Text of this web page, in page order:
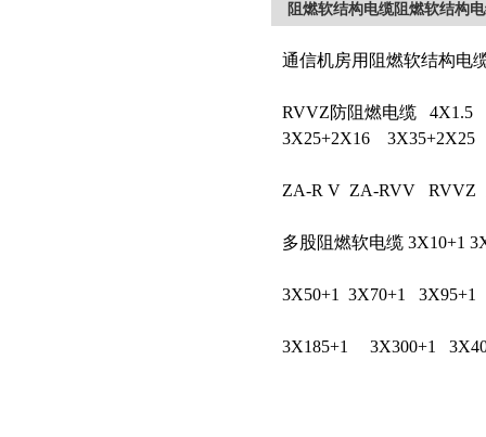
阻燃软结构电缆阻燃软结构
通信机房用阻燃软结构电
RVVZ防阻燃电缆
4X1.5
3X25+2X16
3X35+2X25
ZA-R V ZA-RVV RVVZ
多股阻燃软电缆 3X10+1
3X50+1 3X70+1 3X95+1
3X185+1 3X300+1